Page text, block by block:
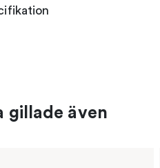
gillade även